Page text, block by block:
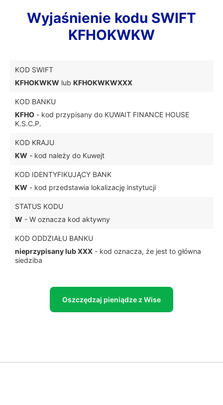
Wyjaśnienie kodu SWIFT
KFHOKWKW
KOD SWIFT
KFHOKWKW lub KFHOKWKWXXX
KOD BANKU
KFHO - kod przypisany do KUWAIT FINANCE HOUSE
K.S.C.P.
KOD KRAJU
KW - kod należy do Kuwejt
KOD IDENTYFIKUJĄCY BANK
KW - kod przedstawia lokalizację instytucji
STATUS KODU
W - W oznacza kod aktywny
KOD ODDZIAŁU BANKU
nieprzypisany lub XXX - kod oznacza, że jest to główna
siedziba
Oszczędzaj pieniądze z Wise